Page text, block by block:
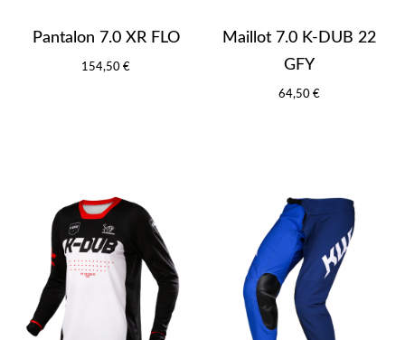
Pantalon 7.0 XR FLO
154,50 €
Maillot 7.0 K-DUB 22
GFY
64,50 €